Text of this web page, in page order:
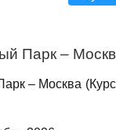
Парк –
– Москва